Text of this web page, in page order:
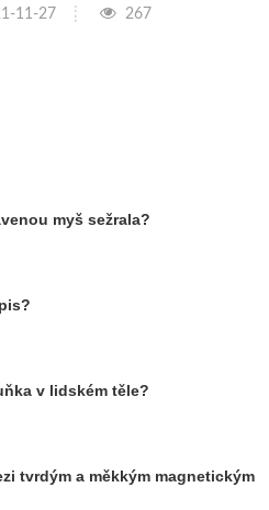
11-27 267
myš sežrala?
v lidském těle?
tvrdým a měkkým magnetickým